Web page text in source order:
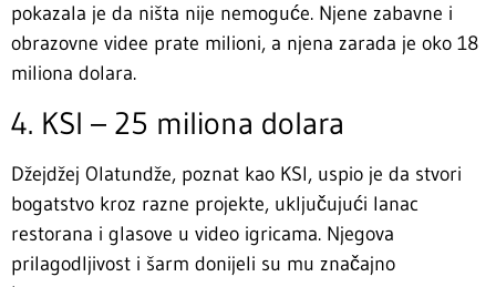
pokazala je da ništa nije nemoguće. Njene zabavne i
obrazovne videe prate milioni, a njena zarada je oko 18
miliona dolara.
4. KSI – 25 miliona dolara
Džejdžej Olatundže, poznat kao KSI, uspio je da stvori
bogatstvo kroz razne projekte, uključujući lanac
restorana i glasove u video igricama. Njegova
prilagodljivost i šarm donijeli su mu značajno